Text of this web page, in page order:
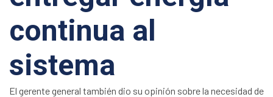
continua al
sistema
El gerente general también dio su opinión sobre la necesidad de